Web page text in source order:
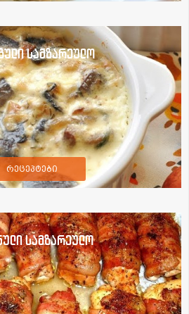
სამზარეულო
რეცეპტები
სამზარეულო